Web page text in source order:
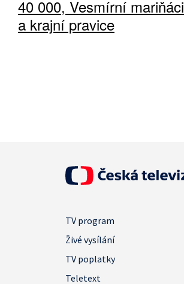
40 000, Vesmírní mariňáci
a krajní pravice
TV program
Živé vysílání
TV poplatky
Teletext